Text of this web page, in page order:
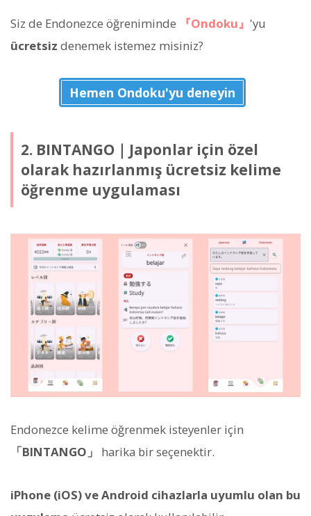
Siz de Endonezce öğreniminde 『Ondoku』 'yu
ücretsiz denemek istemez misiniz?
Hemen Ondoku'yu deneyin
2. BINTANGO｜Japonlar için özel
olarak hazırlanmış ücretsiz kelime
öğrenme uygulaması
Endonezce kelime öğrenmek isteyenler için
「BINTANGO」
harika bir seçenektir.
iPhone (iOS) ve Android cihazlarla uyumlu olan bu